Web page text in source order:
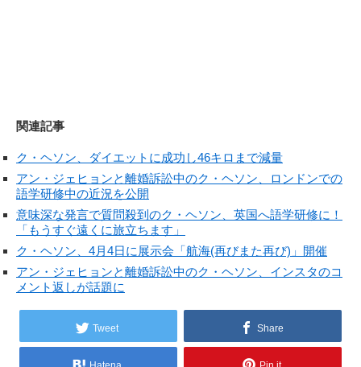
関連記事
ク・ヘソン、ダイエットに成功し46キロまで減量
アン・ジェヒョンと離婚訴訟中のク・ヘソン、ロンドンでの
語学研修中の近況を公開
意味深な発言で質問殺到のク・ヘソン、英国へ語学研修に！
「もうすぐ遠くに旅立ちます」
ク・ヘソン、4月4日に展示会「航海(再びまた再び)」開催
アン・ジェヒョンと離婚訴訟中のク・ヘソン、インスタのコ
メント返しが話題に
Tweet Share